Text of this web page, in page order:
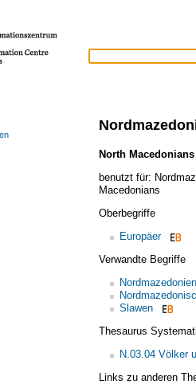
North Macedonians
benutzt für:
Macedonians
Oberbegriffe
Europäer
Verwandte Begriffe
Nordmazedonien
Slawen
Thesaurus
N.03.04 Völker
Links zu anderen